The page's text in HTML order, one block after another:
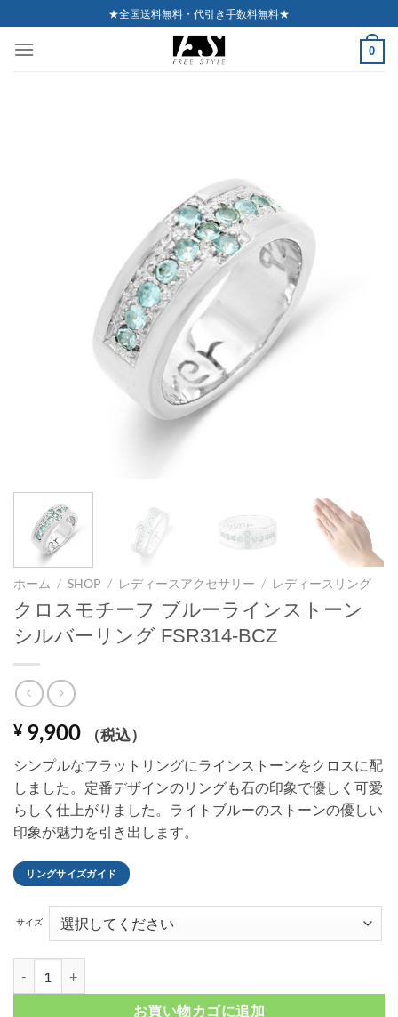
to
content
★全国送料無料・代引き手数料無料★
0
ホーム / SHOP / レディースアクセサリー / レディースリング
クロスモチーフ ブルーラインストーン
シルバーリング FSR314-BCZ
¥ 9,900 （税込）
シンプルなフラットリングにラインストーンをクロスに配
しました。定番デザインのリングも石の印象で優しく可愛
らしく仕上がりました。ライトブルーのストーンの優しい
印象が魅力を引き出します。
リングサイズガイド
サイズ
お買い物カゴに追加